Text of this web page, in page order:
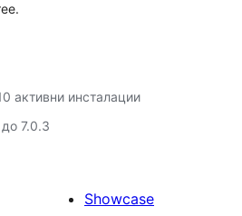
активни инсталации
7.0.3
Showcase